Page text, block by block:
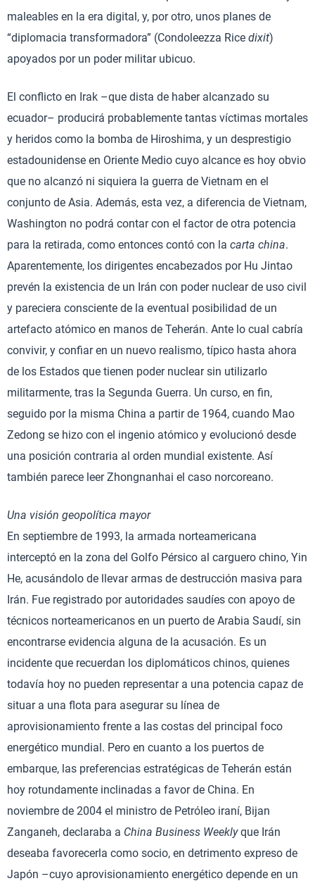
maleables en la era digital, y, por otro, unos planes de
“diplomacia transformadora” (Condoleezza Rice dixit)
apoyados por un poder militar ubicuo.
El conflicto en Irak –que dista de haber alcanzado su
ecuador– producirá probablemente tantas víctimas mortales
y heridos como la bomba de Hiroshima, y un desprestigio
estadounidense en Oriente Medio cuyo alcance es hoy obvio
que no alcanzó ni siquiera la guerra de Vietnam en el
conjunto de Asia. Además, esta vez, a diferencia de Vietnam,
Washington no podrá contar con el factor de otra potencia
para la retirada, como entonces contó con la carta china.
Aparentemente, los dirigentes encabezados por Hu Jintao
prevén la existencia de un Irán con poder nuclear de uso civil
y pareciera consciente de la eventual posibilidad de un
artefacto atómico en manos de Teherán. Ante lo cual cabría
convivir, y confiar en un nuevo realismo, típico hasta ahora
de los Estados que tienen poder nuclear sin utilizarlo
militarmente, tras la Segunda Guerra. Un curso, en fin,
seguido por la misma China a partir de 1964, cuando Mao
Zedong se hizo con el ingenio atómico y evolucionó desde
una posición contraria al orden mundial existente. Así
también parece leer Zhongnanhai el caso norcoreano.
Una visión geopolítica mayor
En septiembre de 1993, la armada norteamericana
interceptó en la zona del Golfo Pérsico al carguero chino, Yin
He, acusándolo de llevar armas de destrucción masiva para
Irán. Fue registrado por autoridades saudíes con apoyo de
técnicos norteamericanos en un puerto de Arabia Saudí, sin
encontrarse evidencia alguna de la acusación. Es un
incidente que recuerdan los diplomáticos chinos, quienes
todavía hoy no pueden representar a una potencia capaz de
situar a una flota para asegurar su línea de
aprovisionamiento frente a las costas del principal foco
energético mundial. Pero en cuanto a los puertos de
embarque, las preferencias estratégicas de Teherán están
hoy rotundamente inclinadas a favor de China. En
noviembre de 2004 el ministro de Petróleo iraní, Bijan
Zanganeh, declaraba a China Business Weeklyque Irán
deseaba favorecerla como socio, en detrimento expreso de
Japón –cuyo aprovisionamiento energético depende en un